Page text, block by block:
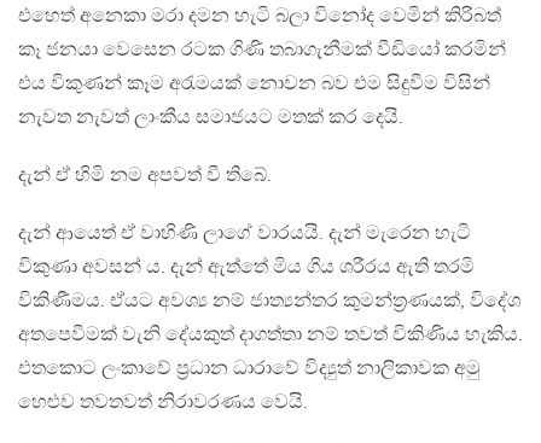
එහෙත් අනෙකා මරා දමන හැටි බලා විනෝද වෙමින් කිරිබත්
කෑ ජනයා වෙසෙන රටක ගිණි තබාගැනීමක් වීඩියෝ කරමින්
එය විකුණන් කෑම අරැමයක් නොවන බව එම සිදුවීම විසින්
නැවත නැවත් ලාංකීය සමාජයට මතක් කර දෙයි.
දැන් ඒ හිමි නම අපවත් වී තිබේ.
දැන් ආයෙත් ඒ වාහිණි ලාගේ වාරයයි. දැන් මැරෙන හැටි
විකුණා අවසන් ය. දැන් ඇත්තේ මිය ගිය ශරීරය ඇති තරමි
විකිණීමය. ඒයට අවශ්‍ය නම් ජාත්‍යන්තර කුමන්ත්‍රණයක්, විදේශ
අතපෙවීමක් වැනි දේයකුත් දාගත්තා නම් තවත් විකිණිය හැකිය.
එතකොට ලංකාවේ ප්‍රධාන ධාරාවේ විද්‍යුත් නාලිකාවක අමු
හෙළුව තවතවත් නිරාවරණය වෙයි.